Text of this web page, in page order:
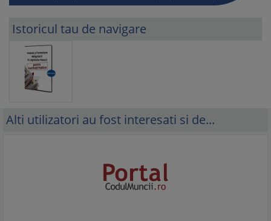
Istoricul tau de navigare
Alti utilizatori au fost interesati si de...